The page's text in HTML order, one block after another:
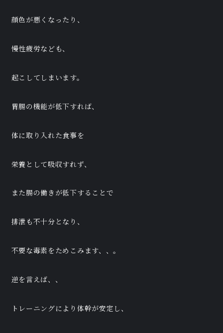
顔色が悪くなったり、
慢性疲労なども、
起こしてしまいます。
胃腸の機能が低下すれば、
体に取り入れた食事を
栄養として吸収すれず、
また腸の働きが低下することで
排泄も不十分となり、
不要な毒素をためこみます、、。
逆を言えば、、
トレーニングにより体幹が安定し、